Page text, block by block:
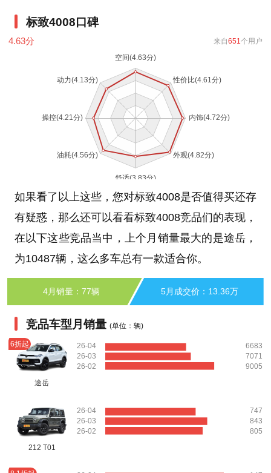
标致4008口碑
4.63分 来自651个用户
如果看了以上这些，您对标致4008是否值得买还存
有疑惑，那么还可以看看标致4008竞品们的表现，
在以下这些竞品当中，上个月销量最大的是途岳，
为10487辆，这么多车总有一款适合你。
4月销量：77辆 5月成交价：13.36万
竞品车型月销量 (单位：辆)
6折起
途岳
26-04
26-03
26-02
6683
7071
9005
212 T01
26-04
26-03
26-02
747
843
805